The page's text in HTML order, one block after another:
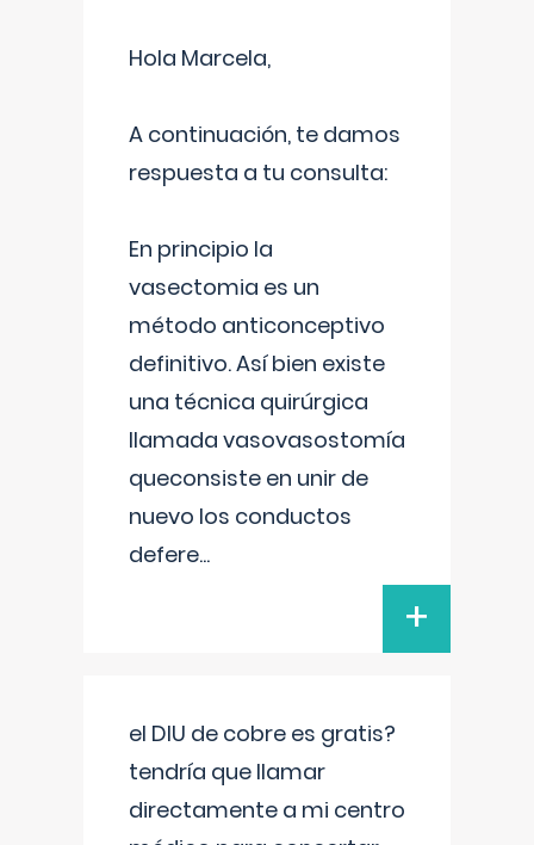
Hola Marcela,
A continuación, te damos
respuesta a tu consulta:
En principio la
vasectomia es un
método anticonceptivo
definitivo. Así bien existe
una técnica quirúrgica
llamada vasovasostomía
queconsiste en unir de
nuevo los conductos
defere...
+
el DIU de cobre es gratis?
tendría que llamar
directamente a mi centro